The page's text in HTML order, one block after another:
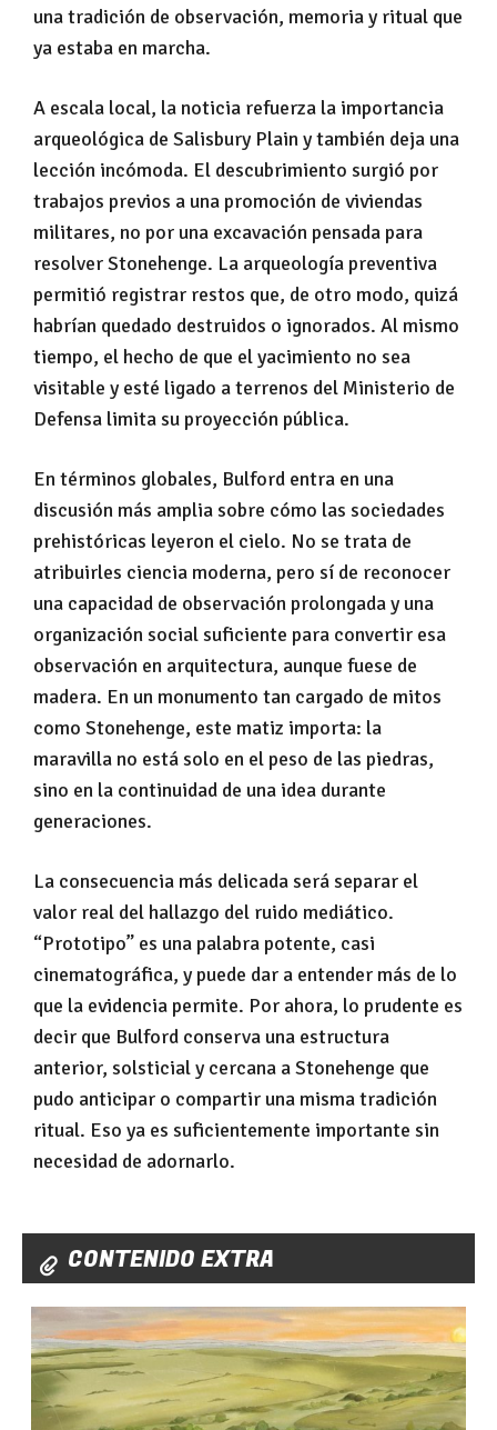
una tradición de observación, memoria y ritual que
ya estaba en marcha.
A escala local, la noticia refuerza la importancia
arqueológica de Salisbury Plain y también deja una
lección incómoda. El descubrimiento surgió por
trabajos previos a una promoción de viviendas
militares, no por una excavación pensada para
resolver Stonehenge. La arqueología preventiva
permitió registrar restos que, de otro modo, quizá
habrían quedado destruidos o ignorados. Al mismo
tiempo, el hecho de que el yacimiento no sea
visitable y esté ligado a terrenos del Ministerio de
Defensa limita su proyección pública.
En términos globales, Bulford entra en una
discusión más amplia sobre cómo las sociedades
prehistóricas leyeron el cielo. No se trata de
atribuirles ciencia moderna, pero sí de reconocer
una capacidad de observación prolongada y una
organización social suficiente para convertir esa
observación en arquitectura, aunque fuese de
madera. En un monumento tan cargado de mitos
como Stonehenge, este matiz importa: la
maravilla no está solo en el peso de las piedras,
sino en la continuidad de una idea durante
generaciones.
La consecuencia más delicada será separar el
valor real del hallazgo del ruido mediático.
“Prototipo” es una palabra potente, casi
cinematográfica, y puede dar a entender más de lo
que la evidencia permite. Por ahora, lo prudente es
decir que Bulford conserva una estructura
anterior, solsticial y cercana a Stonehenge que
pudo anticipar o compartir una misma tradición
ritual. Eso ya es suficientemente importante sin
necesidad de adornarlo.
CONTENIDO EXTRA